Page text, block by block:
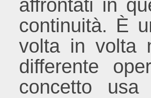
affrontati in
continuità. È
volta in volta
differente
concetto